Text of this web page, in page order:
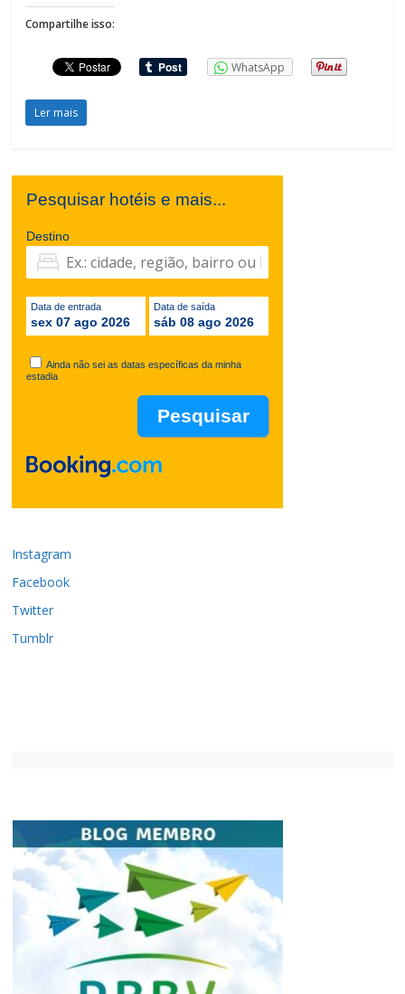
Compartilhe isso:
WhatsApp
Ler mais
Pesquisar hotéis e mais...
Destino
Data de entrada
sex 07 ago 2026
Data de saída
sáb 08 ago 2026
Ainda não sei as datas específicas da minha
estadia
Instagram
Facebook
Twitter
Tumblr